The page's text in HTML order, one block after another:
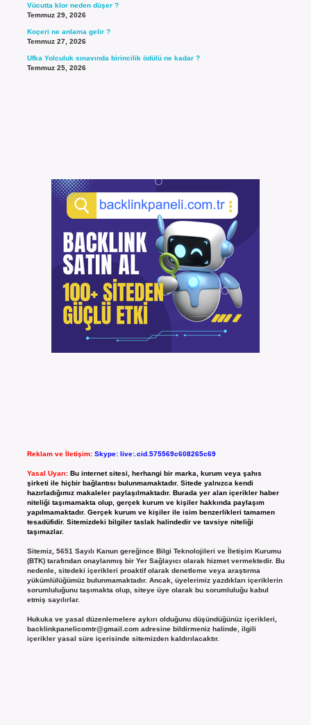
Vücutta klor neden düşer ?
Temmuz 29, 2026
Koçeri ne anlama gelir ?
Temmuz 27, 2026
Ufka Yolculuk sınavında birincilik ödülü ne kadar ?
Temmuz 25, 2026
Reklam ve İletişim: Skype: live:.cid.575569c608265c69
Yasal Uyarı: Bu internet sitesi, herhangi bir marka, kurum veya şahıs
şirketi ile hiçbir bağlantısı bulunmamaktadır. Sitede yalnızca kendi
hazırladığımız makaleler paylaşılmaktadır. Burada yer alan içerikler haber
niteliği taşımamakta olup, gerçek kurum ve kişiler hakkında paylaşım
yapılmamaktadır. Gerçek kurum ve kişiler ile isim benzerlikleri tamamen
tesadüfidir. Sitemizdeki bilgiler taslak halindedir ve tavsiye niteliği
taşımazlar.
Sitemiz, 5651 Sayılı Kanun gereğince Bilgi Teknolojileri ve İletişim Kurumu
(BTK) tarafından onaylanmış bir Yer Sağlayıcı olarak hizmet vermektedir. Bu
nedenle, sitedeki içerikleri proaktif olarak denetleme veya araştırma
yükümlülüğümüz bulunmamaktadır. Ancak, üyelerimiz yazdıkları içeriklerin
sorumluluğunu taşımakta olup, siteye üye olarak bu sorumluluğu kabul
etmiş sayılırlar.
Hukuka ve yasal düzenlemelere aykırı olduğunu düşündüğünüz içerikleri,
backlinkpanelicomtr@gmail.comadresine bildirmeniz halinde, ilgili
içerikler yasal süre içerisinde sitemizden kaldırılacaktır.